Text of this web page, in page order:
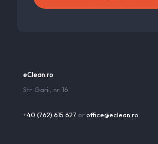
eClean.ro
Str. Garii, nr. 16
+40 (762) 615 627 oroffice@eclean.ro